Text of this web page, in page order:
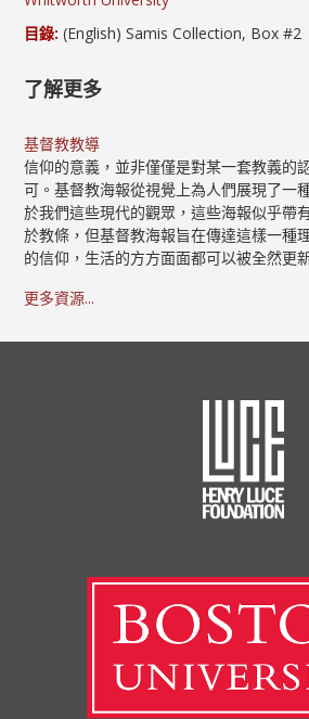
目錄: (English) Samis Collection, Box #2
了解更多
基督教教導
信仰的意義，並非僅僅是對某一套教義的
可。基督教海報從視覺上為人們展現了一
於我們這些現代的觀眾，這些海報似乎帶
於教條，但基督教海報旨在傳達這樣一種
的信仰，生活的方方面面都可以被全然更
更多資源...